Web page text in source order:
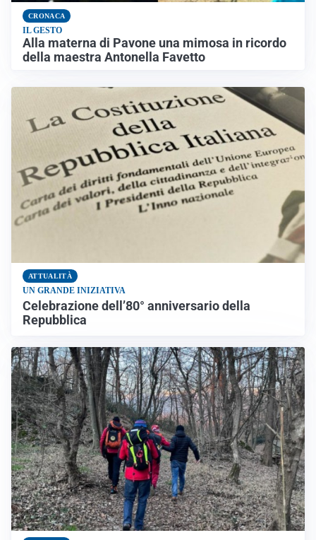
CRONACA
IL GESTO
Alla materna di Pavone una mimosa in ricordo
della maestra Antonella Favetto
ATTUALITÀ
UN GRANDE INIZIATIVA
Celebrazione dell’80° anniversario della
Repubblica